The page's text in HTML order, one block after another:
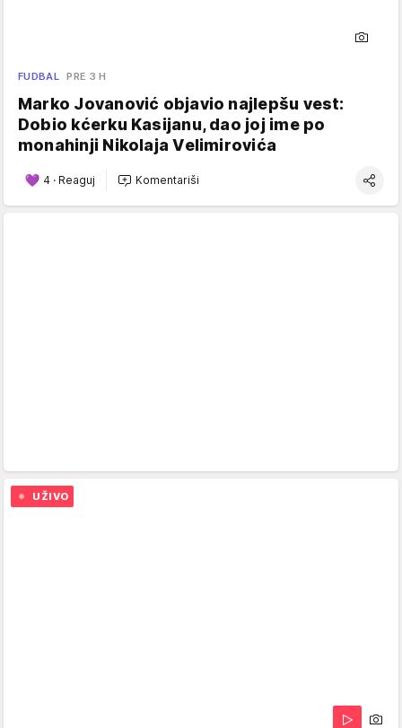
FUDBAL PRE 3 H
Marko Jovanović objavio najlepšu vest:
Dobio kćerku Kasijanu, dao joj ime po
monahinji Nikolaja Velimirovića
4 · Reaguj Komentariši
UŽIVO